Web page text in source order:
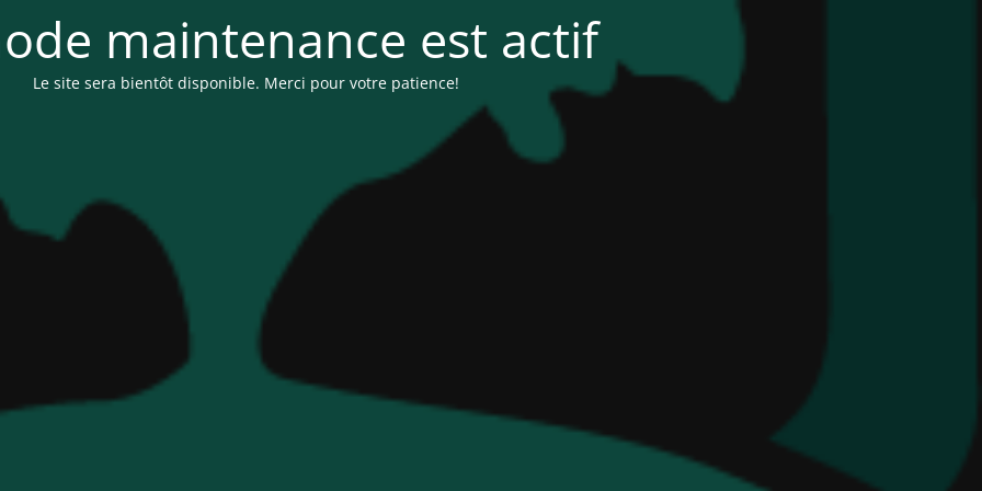
maintenance est actif
Le site sera bientôt disponible. Merci pour votre patience!